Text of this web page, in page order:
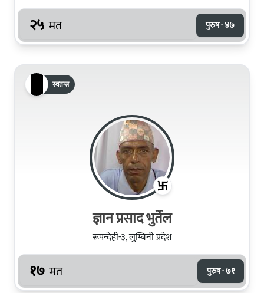
२५ मत पुरुष · ४७
स्वतन्त्र
ज्ञान प्रसाद भुर्तेल
रूपन्देही-३, लुम्बिनी प्रदेश
१७ मत पुरुष · ७१